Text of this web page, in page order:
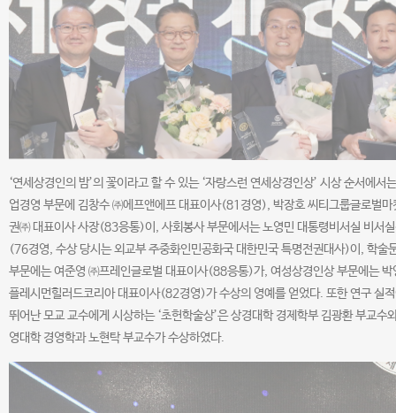
‘연세상경인의 밤’의 꽃이라고 할 수 있는 ‘자랑스런 연세상경인상’ 시상 순서에서
업경영 부문에 김창수 ㈜에프앤에프 대표이사(81경영), 박장호 씨티그룹글로벌마
권㈜ 대표이사 사장(83응통)이, 사회봉사 부문에서는 노영민 대통령비서실 비서
(76경영, 수상 당시는 외교부 주중화인민공화국 대한민국 특명전권대사)이, 학술
부문에는 여준영 ㈜프레인글로벌 대표이사(88응통)가, 여성상경인상 부문에는 박
플레시먼힐러드코리아 대표이사(82경영)가 수상의 영예를 얻었다. 또한 연구 실
뛰어난 모교 교수에게 시상하는 ‘초헌학술상’은 상경대학 경제학부 김광환 부교수
영대학 경영학과 노현탁 부교수가 수상하였다.